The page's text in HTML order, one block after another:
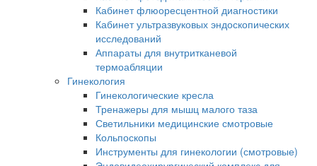
Кабинет флюоресцентной диагностики
Кабинет ультразвуковых эндоскопических
исследований
Аппараты для внутритканевой
термоабляции
Гинекология
Гинекологические кресла
Тренажеры для мышц малого таза
Светильники медицинские смотровые
Кольпоскопы
Инструменты для гинекологии (смотровые)